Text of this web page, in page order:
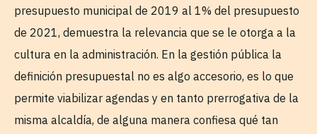
presupuesto municipal de 2019 al 1% del presupuesto
de 2021, demuestra la relevancia que se le otorga a la
cultura en la administración. En la gestión pública la
definición presupuestal no es algo accesorio, es lo que
permite viabilizar agendas y en tanto prerrogativa de la
misma alcaldía, de alguna manera confiesa qué tan